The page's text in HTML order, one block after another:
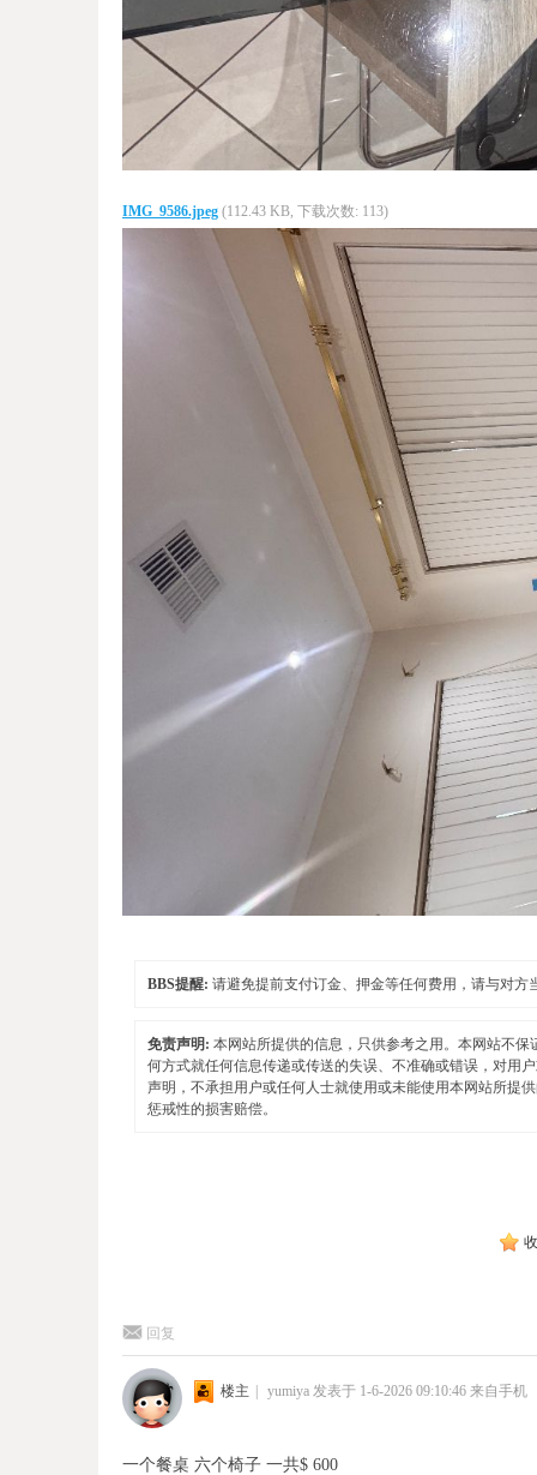
IMG_9586.jpeg (112.43 KB, 下载次数: 113)
BBS提醒: 请避免提前支付订金、押金等任何费用，请与对
免责声明: 本网站所提供的信息，只供参考之用。本网站不
何方式就任何信息传递或传送的失误、不准确或错误，对用
声明，不承担用户或任何人士就使用或未能使用本网站所提
惩戒性的损害赔偿。
回复
楼主 | yumiya 发表于 1-6-2026 09:10:46 来自手机
一个餐桌 六个椅子 一共$ 600